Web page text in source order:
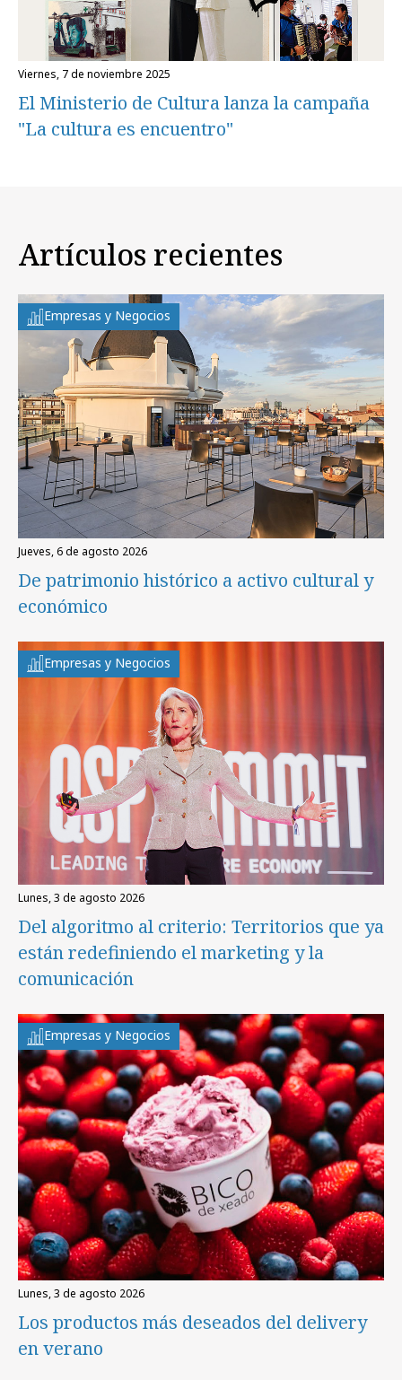
viernes, 7 de noviembre 2025
El Ministerio de Cultura lanza la campaña
"La cultura es encuentro"
Artículos recientes
Empresas y Negocios
jueves, 6 de agosto 2026
De patrimonio histórico a activo cultural y
económico
Empresas y Negocios
lunes, 3 de agosto 2026
Del algoritmo al criterio: Territorios que ya
están redefiniendo el marketing y la
comunicación
Empresas y Negocios
lunes, 3 de agosto 2026
Los productos más deseados del delivery
en verano